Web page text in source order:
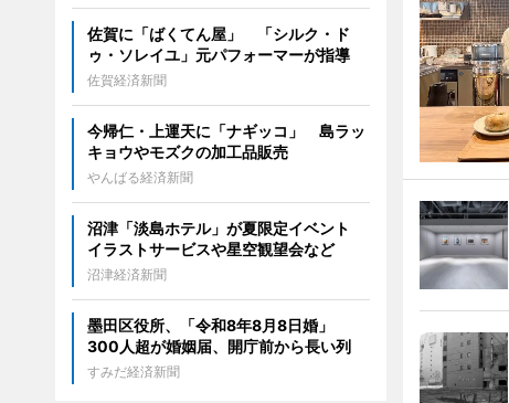
佐賀に「ばくてん屋」 「シルク・ド
ゥ・ソレイユ」元パフォーマーが指導
佐賀経済新聞
今帰仁・上運天に「ナギッコ」 島ラッ
キョウやモズクの加工品販売
やんばる経済新聞
沼津「淡島ホテル」が夏限定イベント
イラストサービスや星空観望会など
沼津経済新聞
墨田区役所、「令和8年8月8日婚」
300人超が婚姻届、開庁前から長い列
すみだ経済新聞